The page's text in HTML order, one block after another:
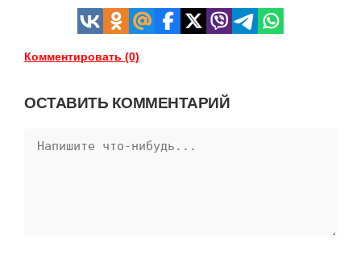
Комментировать (0)
ОСТАВИТЬ КОММЕНТАРИЙ